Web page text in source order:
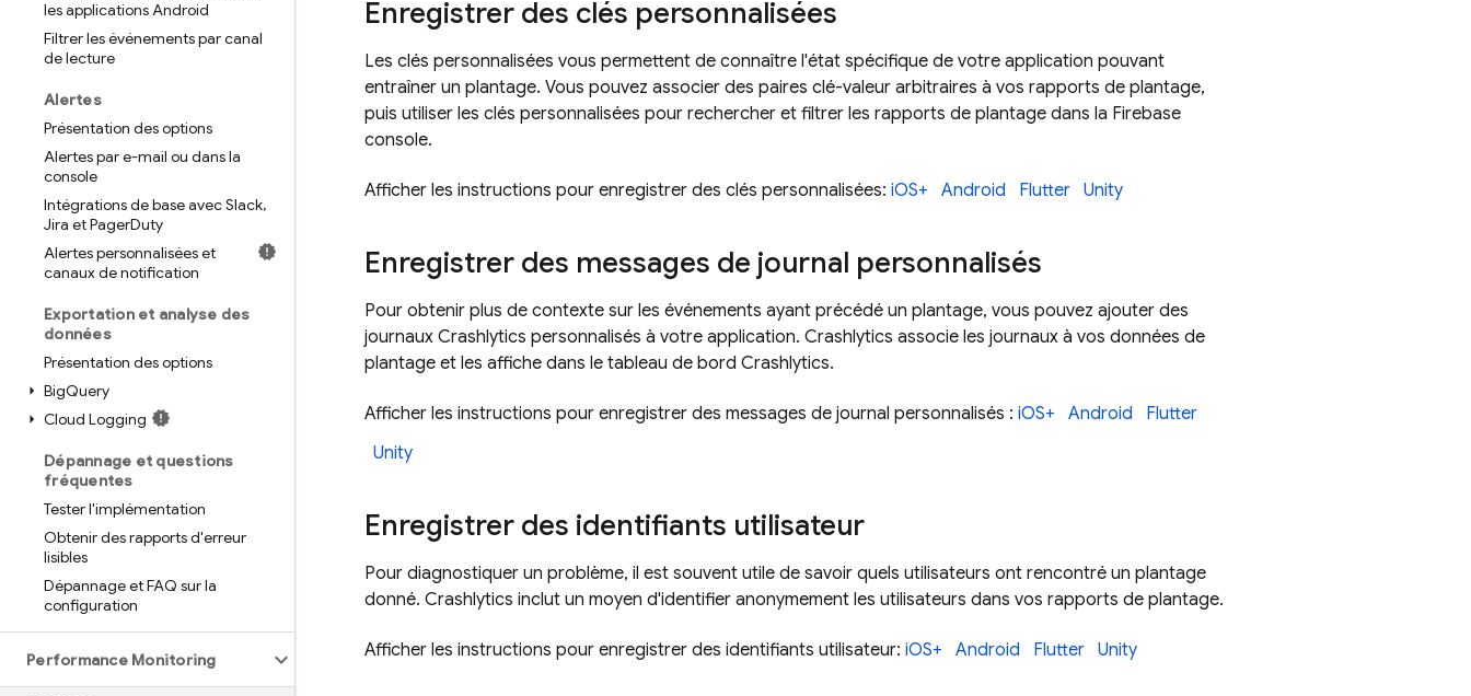
les applications Android
Filtrer les événements par canal
de lecture
Alertes
Présentation des options
Alertes par e-mail ou dans la
console
Intégrations de base avec Slack,
Jira et PagerDuty
Alertes personnalisées et
canaux de notification
Exportation et analyse des
données
Présentation des options
BigQuery
Cloud Logging
Dépannage et questions
fréquentes
Tester l'implémentation
Obtenir des rapports d'erreur
lisibles
Dépannage et FAQ sur la
configuration
Performance Monitoring
Enregistrer des clés personnalisées
Les clés personnalisées vous permettent de connaître l'état spécifique de votre application pouvant
entraîner un plantage. Vous pouvez associer des paires clé-valeur arbitraires à vos rapports de plantage,
puis utiliser les clés personnalisées pour rechercher et filtrer les rapports de plantage dans la Firebase
console.
Afficher les instructions pour enregistrer des clés personnalisées: iOS+ Android Flutter Unity
Enregistrer des messages de journal personnalisés
Pour obtenir plus de contexte sur les événements ayant précédé un plantage, vous pouvez ajouter des
journaux Crashlytics personnalisés à votre application. Crashlytics associe les journaux à vos données de
plantage et les affiche dans le tableau de bord Crashlytics.
Afficher les instructions pour enregistrer des messages de journal personnalisés : iOS+ Android
Flutter
Unity
Enregistrer des identifiants utilisateur
Pour diagnostiquer un problème, il est souvent utile de savoir quels utilisateurs ont rencontré un plantage
donné. Crashlytics inclut un moyen d'identifier anonymement les utilisateurs dans vos rapports de plantage.
Afficher les instructions pour enregistrer des identifiants utilisateur: iOS+ Android Flutter Unity